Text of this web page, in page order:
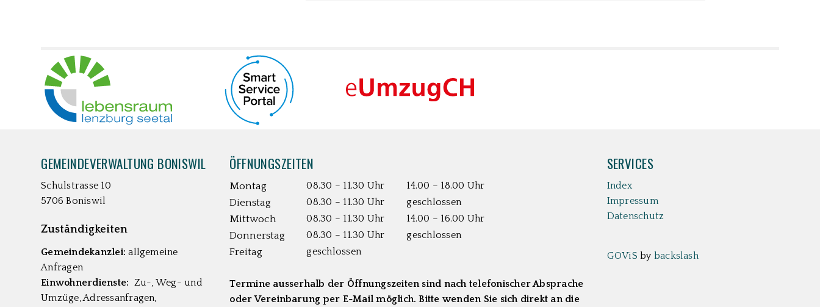
UNSERE PARTNER
FOOTER
GEMEINDEVERWALTUNG BONISWIL
Schulstrasse 10
5706 Boniswil
Zuständigkeiten
Gemeindekanzlei:allgemeine
Anfragen
Einwohnerdienste: Zu-, Weg- und
Umzüge, Adressanfragen,
ÖFFNUNGSZEITEN
Montag 08.30 – 11.30 Uhr
14.00 – 18.00 Uhr
Dienstag
08.30 – 11.30 Uhr
geschlossen
Mittwoch
08.30 – 11.30 Uhr
14.00 – 16.00 Uhr
Donnerstag
08.30 – 11.30 Uhr
geschlossen
Freitag
geschlossen
Termine ausserhalb der Öffnungszeiten sind nach telefonischer Absprache
oder Vereinbarung per E-Mail möglich. Bitte wenden Sie sich direkt an die
SERVICES
Index
Impressum
Datenschutz
GOViS by backslash